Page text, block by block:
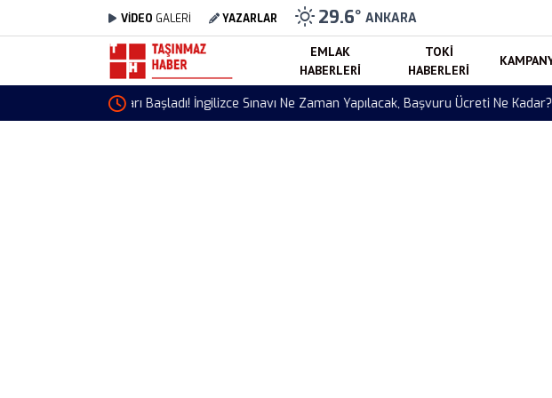
VİDEO GALERİ YAZARLAR 29.6° ANKARA
EMLAK
HABERLERI
TOKI
HABERLERI
Döviz Kurları 6 Ağustos 2026 Kaç TL? Dolar, Euro ve Sterlin Fiyatları